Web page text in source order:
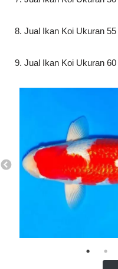
8. Jual Ikan Koi Ukuran
9. Jual Ikan Koi Ukuran